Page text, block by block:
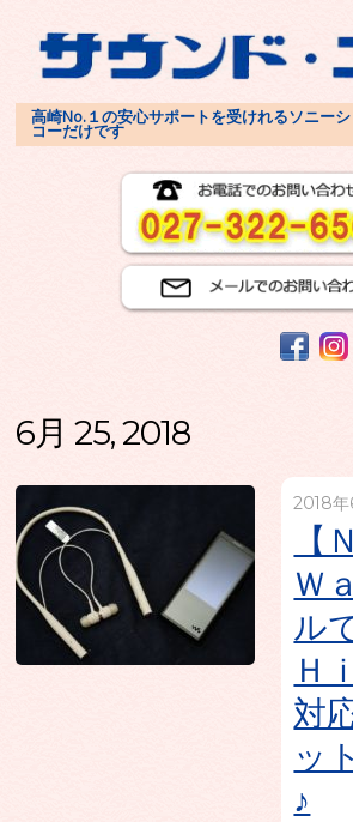
高崎No.１の安心サポートを受けれるソニー
コーだけです
6月 25, 2018
2018年
【
Ｗ
ル
Ｈ
対
ッ
♪